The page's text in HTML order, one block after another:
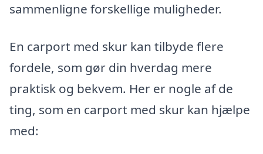
sammenligne forskellige muligheder.
En carport med skur kan tilbyde flere
fordele, som gør din hverdag mere
praktisk og bekvem. Her er nogle af de
ting, som en carport med skur kan hjælpe
med: